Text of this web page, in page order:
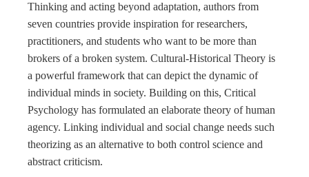
Thinking and acting beyond adaptation, authors from
seven countries provide inspiration for researchers,
practitioners, and students who want to be more than
brokers of a broken system. Cultural-Historical Theory is
a powerful framework that can depict the dynamic of
individual minds in society. Building on this, Critical
Psychology has formulated an elaborate theory of human
agency. Linking individual and social change needs such
theorizing as an alternative to both control science and
abstract criticism.